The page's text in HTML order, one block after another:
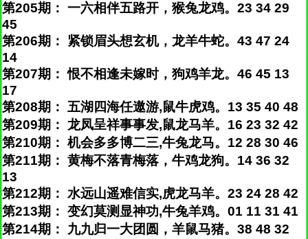
第205期： 一六相伴五路开，猴兔龙鸡。23 34 29
45
第206期： 紧锁眉头想玄机，龙羊牛蛇。43 47 24
14
第207期： 恨不相逢未嫁时，狗鸡羊龙。46 45 13
17
第208期： 五湖四海任遨游,鼠牛虎鸡。13 35 40 48
第209期： 龙凤呈祥事事发,鼠龙马羊。16 23 32 42
第210期： 机会多多博二三,牛兔龙马。12 28 30 46
第211期： 黄梅不落青梅落，牛鸡龙狗。14 36 32
13
第212期： 水远山遥难信实,虎龙马羊。23 24 28 42
第213期： 变幻莫测显神功,牛兔羊鸡。01 11 31 41
第214期： 九九归一大团圆，羊鼠马猪。38 48 32